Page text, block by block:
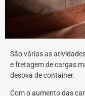
São várias as
e fretagem de cargas
desova de container.
Com o aumento das